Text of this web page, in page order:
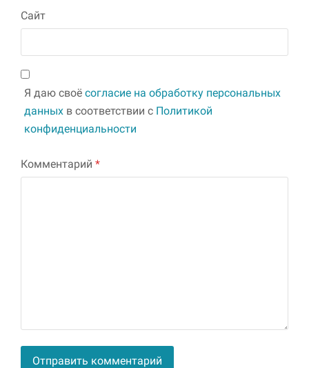
Сайт
Я даю своё согласие на обработку персональных
данных в соответствии с Политикой
конфиденциальности
Комментарий *